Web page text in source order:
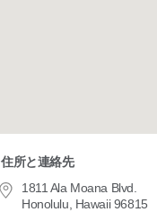
住所と連絡先
1811 Ala Moana Blvd.
Honolulu, Hawaii 96815